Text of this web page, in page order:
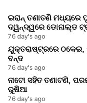
ଇରାନ୍ ତଣାତଣି ମଧ୍ୟରେ
ଦ୍ୱନ୍ଦ୍ୱରେ ଡୋନାଲ୍ଡ
76 day's ago
ଯୁକ୍ତରାଷ୍ଟ୍ରରେ ଠକେଇ,
ବନ୍ଦ
76 day's ago
ନାଟୋ ସହିତ ତଣାଟଣି,
ରୁଷିଆ
76 day's ago